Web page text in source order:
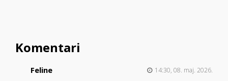
Komentari
Feline 14:30, 08. maj. 2026.